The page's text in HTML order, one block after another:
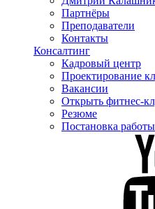
Партнёры
Преподаватели
Контакты
Консалтинг
Кадровый центр
Проектирование
Вакансии
Открыть фитнес-
Резюме
Постановка